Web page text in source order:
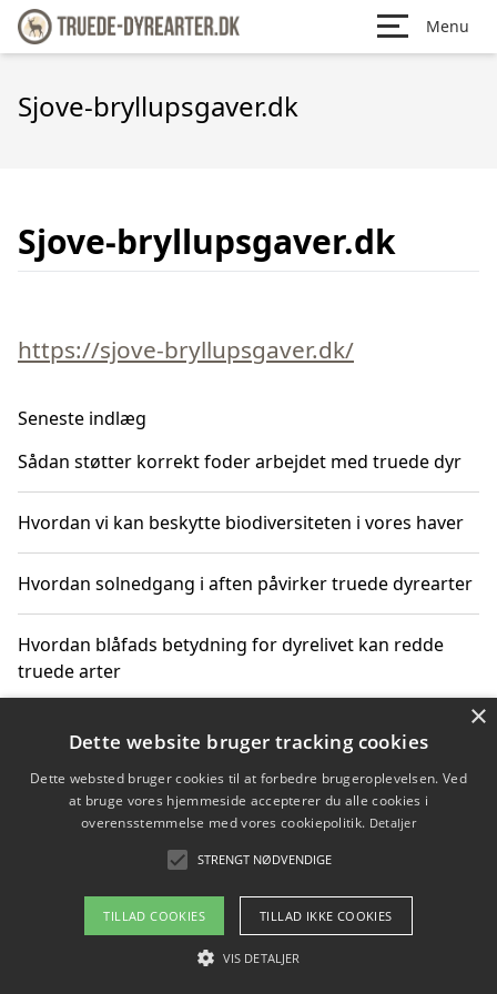
Menu
Sjove-bryllupsgaver.dk
Sjove-bryllupsgaver.dk
https://sjove-bryllupsgaver.dk/
Seneste indlæg
Sådan støtter korrekt foder arbejdet med truede dyr
Hvordan vi kan beskytte biodiversiteten i vores haver
Hvordan solnedgang i aften påvirker truede dyrearter
Hvordan blåfads betydning for dyrelivet kan redde
truede arter
Hvordan kan gaver til unge voksne støtte bevarelsen
Copyright 2026 - Pilanto Aps
Om / kontakt
Blog Betingelser
×
Dette website bruger tracking cookies
Dette websted bruger cookies til at forbedre brugeroplevelsen. Ved
at bruge vores hjemmeside accepterer du alle cookies i
overensstemmelse med vores cookiepolitik. Detaljer
STRENGT NØDVENDIGE
TILLAD COOKIES TILLAD IKKE COOKIES
VIS DETALJER